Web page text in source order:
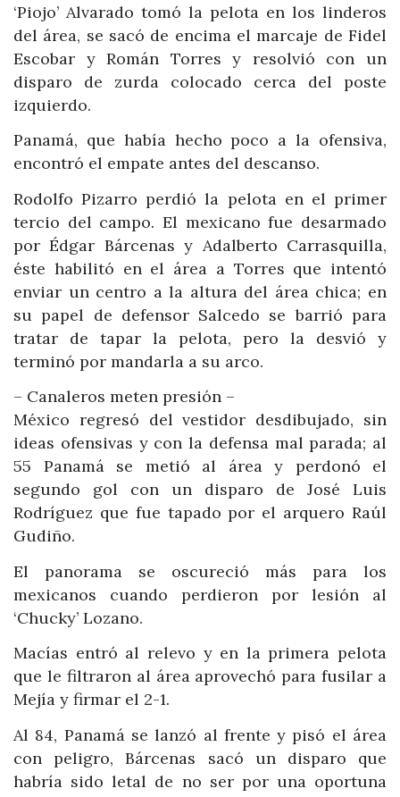
‘Piojo’ Alvarado tomó la pelota en los linderos
del área, se sacó de encima el marcaje de Fidel
Escobar y Román Torres y resolvió con un
disparo de zurda colocado cerca del poste
izquierdo.
Panamá, que había hecho poco a la ofensiva,
encontró el empate antes del descanso.
Rodolfo Pizarro perdió la pelota en el primer
tercio del campo. El mexicano fue desarmado
por Édgar Bárcenas y Adalberto Carrasquilla,
éste habilitó en el área a Torres que intentó
enviar un centro a la altura del área chica; en
su papel de defensor Salcedo se barrió para
tratar de tapar la pelota, pero la desvió y
terminó por mandarla a su arco.
– Canaleros meten presión –
México regresó del vestidor desdibujado, sin
ideas ofensivas y con la defensa mal parada; al
55 Panamá se metió al área y perdonó el
segundo gol con un disparo de José Luis
Rodríguez que fue tapado por el arquero Raúl
Gudiño.
El panorama se oscureció más para los
mexicanos cuando perdieron por lesión al
‘Chucky’ Lozano.
Macías entró al relevo y en la primera pelota
que le filtraron al área aprovechó para fusilar a
Mejía y firmar el 2-1.
Al 84, Panamá se lanzó al frente y pisó el área
con peligro, Bárcenas sacó un disparo que
habría sido letal de no ser por una oportuna